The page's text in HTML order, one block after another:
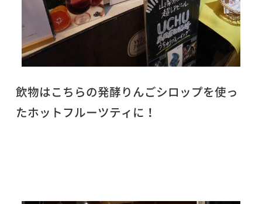
飲物はこちらの発酵りんごシロップを使っ
たホットフルーツティに！